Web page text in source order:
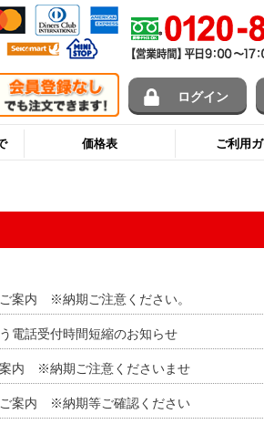
ログイン
価格表 ご利用
案内 ※納期ご注意ください。
電話受付時間短縮のお知らせ
内 ※納期ご注意くださいませ
ご案内 ※納期等ご確認ください